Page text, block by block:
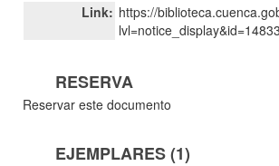
Link: https://
lvl=notice_display&id=14833
RESERVA
Reservar este documento
EJEMPLARES (1)